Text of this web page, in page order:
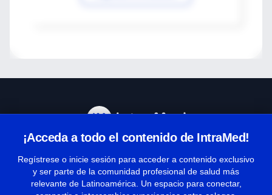
¡Acceda a todo el contenido de IntraMed!
Regístrese o inicie sesión para acceder a contenido exclusivo
y ser parte de la comunidad profesional de salud más
relevante de Latinoamérica. Un espacio para conectar,
Términos y condiciones